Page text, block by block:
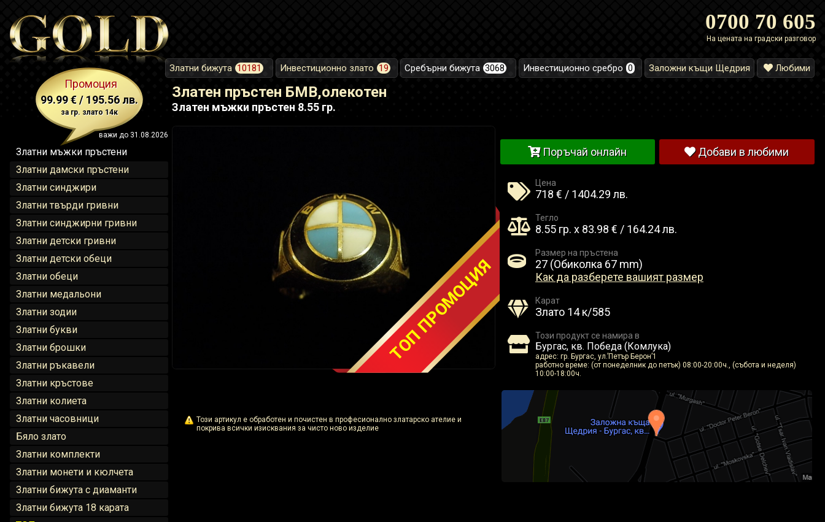
0700 70 605
На цената на градски разговор
Златни бижута 10181 Инвестиционно злато 19 Сребърни бижута 3068 Инвестиционно сребро 0 Заложни къщи Щедрия Любими
Промоция
99.99 € / 195.56 лв.
за гр. злато 14к
важи до 31.08.2026
Златни мъжки пръстени
Златни дамски пръстени
Златни синджири
Златни твърди гривни
Златни синджирни гривни
Златни детски гривни
Златни детски обеци
Златни обеци
Златни медальони
Златни зодии
Златни букви
Златни брошки
Златни ръкавели
Златни кръстове
Златни колиета
Златни часовници
Бяло злато
Златни комплекти
Златни монети и кюлчета
Златни бижута с диаманти
Златни бижута 18 карата
Златен пръстен БМВ,олекотен
Златен мъжки пръстен 8.55 гр.
ТОП ПРОМОЦИЯ
Този артикул е обработен и почистен в професионално златарско ателие и
покрива всички изисквания за чисто ново изделие
Поръчай онлайн Добави в любими
Цена
718 € / 1404.29 лв.
Тегло
8.55 гр. x 83.98 € / 164.24 лв.
Размер на пръстена
27 (Обиколка 67 mm)
Как да разберете вашият размер
Карат
Злато 14 к/585
Този продукт се намира в
Бургас, кв. Победа (Комлука)
адрес: гр. Бургас, ул.’Петър Берон’1
работно време: (от понеделник до петък) 08:00-20:00ч., (събота и неделя)
10:00-18:00ч.